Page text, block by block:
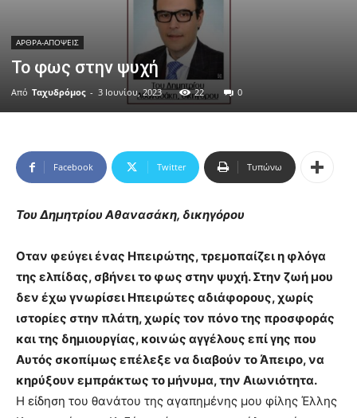
ΑΡΘΡΑ-ΑΠΟΨΕΙΣ
Το φως στην ψυχή
Από Ταχυδρόμος - 3 Ιουνίου, 2023 22 0
Facebook Twitter Τυπώνω
Του Δημητρίου Αθανασάκη, δικηγόρου
Οταν φεύγει ένας Ηπειρώτης, τρεμοπαίζει η φλόγα
της ελπίδας, σβήνει το φως στην ψυχή. Στην ζωή μου
δεν έχω γνωρίσει Ηπειρώτες αδιάφορους, χωρίς
ιστορίες στην πλάτη, χωρίς τον πόνο της προσφοράς
και της δημιουργίας, κοινώς αγγέλους επί γης που
Αυτός σκοπίμως επέλεξε να διαβούν το Άπειρο, να
κηρύξουν εμπράκτως το μήνυμα, την Αιωνιότητα.
Η είδηση του θανάτου της αγαπημένης μου φίλης Έλλης